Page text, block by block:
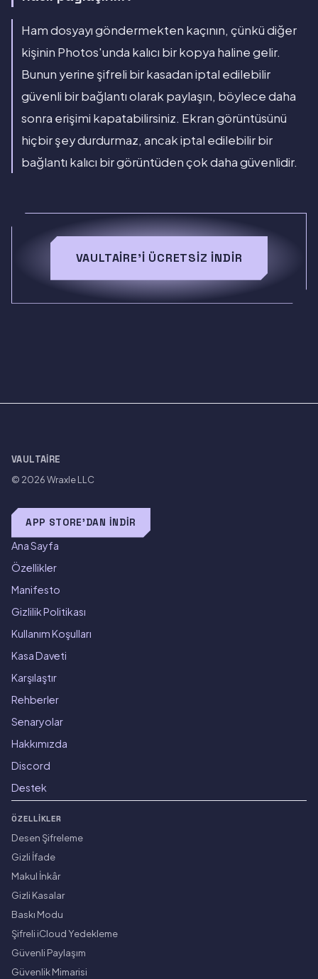
Ham dosyayı göndermekten kaçının, çünkü diğer
kişinin Photos'unda kalıcı bir kopya haline gelir.
Bunun yerine şifreli bir kasadan iptal edilebilir
güvenli bir bağlantı olarak paylaşın, böylece daha
sonra erişimi kapatabilirsiniz. Ekran görüntüsünü
hiçbir şey durdurmaz, ancak iptal edilebilir bir
bağlantı kalıcı bir görüntüden çok daha güvenlidir.
VAULTAIRE'I ÜCRETSIZ İNDIR
VAULTAIRE
© 2026Wraxle LLC
APP STORE'DAN İNDIR
Ana Sayfa
Özellikler
Manifesto
Gizlilik Politikası
Kullanım Koşulları
Kasa Daveti
Karşılaştır
Rehberler
Senaryolar
Hakkımızda
Discord
Destek
ÖZELLIKLER
Desen Şifreleme
Gizli İfade
Makul İnkâr
Gizli Kasalar
Baskı Modu
Şifreli iCloud Yedekleme
Güvenli Paylaşım
Güvenlik Mimarisi